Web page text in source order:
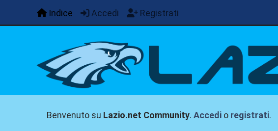
Indice Accedi Registrati
Benvenuto su Lazio.net Community.Accedi o registrati.